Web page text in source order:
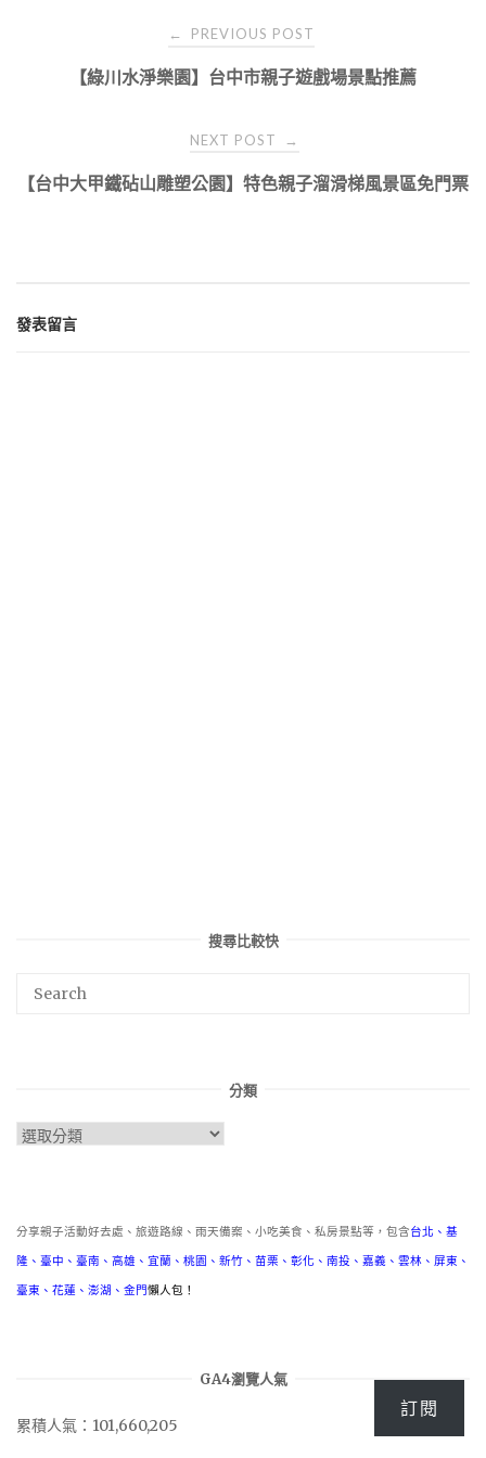
navigation
← PREVIOUS POST
【綠川水淨樂園】台中市親子遊戲場景點推薦
NEXT POST →
【台中大甲鐵砧山雕塑公園】特色親子溜滑梯風景區免門票
發表留言
搜尋比較快
分類
分
分享親子活動好去處、旅遊路線、雨天備案、小吃美食、私房景點等，包含台北 、 基
隆 、 臺中 、 臺南 、 高雄 、 宜蘭 、 桃園 、 新竹 、 苗栗 、 彰化 、 南投 、 嘉義 、 雲林 、 屏東 、
臺東 、 花蓮 、 澎湖 、 金門懶人包！
GA4瀏覽人氣
累積人氣：101,660,205
訂閱